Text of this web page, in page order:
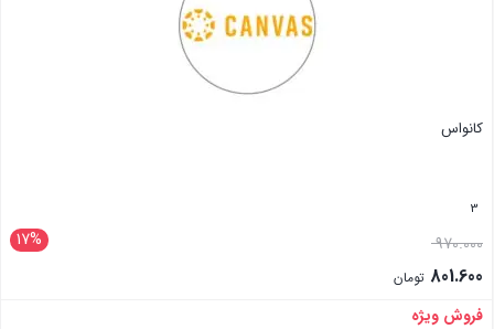
کانواس
3
17% 970.000
801.600 تومان
بستن
فروش ویژه